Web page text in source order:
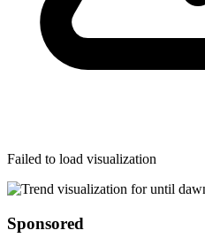
Failed to load visualization
Sponsored